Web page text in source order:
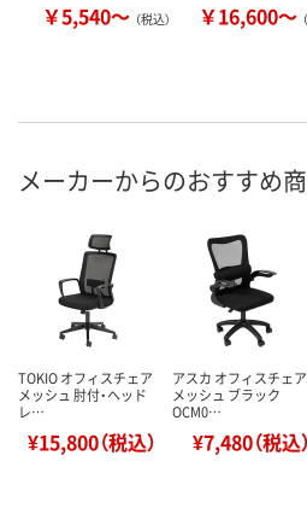
￥5,540～ （税込） ￥16,600～
メーカーからのおすすめ
TOKIO オフィスチェア
メッシュ 肘付・ヘッド
レ…
¥15,800（税込）
アスカ オフィスチェア
メッシュ ブラック
OCM0…
¥7,480（税込）